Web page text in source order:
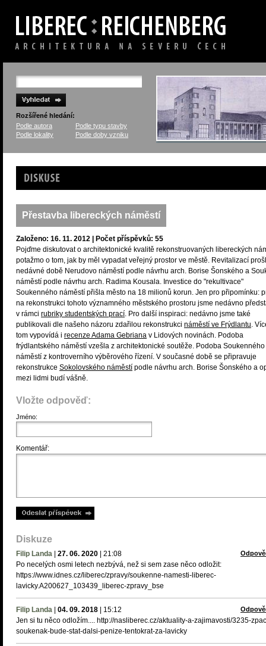
Rozšířené hledání:
Podle autora
Podle typu stavby
Podle lokality
Podle doby vzniku
Diskuse
Přestavba libereckých náměstí
Založeno: 16. 11. 2012 | Počet příspěvků: 55
Pojďme diskutovat o architektonické kvalitě rekonstruovaných libereckých
potažmo o tom, jak by měl vypadat veřejný prostor ve městě. Revitalizací
nedávné době Nerudovo náměstí podle návrhu arch. Borise Šonského a
náměstí podle návrhu arch. Radima Kousala. Investice do "rekultivace"
Soukenného náměstí přišla město na 18 milionů korun. Jen pro připomínku:
na rekonstrukci tohoto významného městského prostoru jsme nedávno
v rámci rubriky studentských prací. Pro další inspiraci: nedávno jsme také
publikovali dle našeho názoru zdařilou rekonstrukci náměstí ve Frýdlantu.
tom vypovídá i recenze Adama Gebriana v Lidových novinách. Podoba
frýdlantského náměstí vzešla z architektonické soutěže. Podoba Soukenného
náměstí z kontroverního výběrového řízení. V současné době se připravuje
rekonstrukce Sokolovského náměstí podle návrhu arch. Borise Šonského a
mezi lidmi budí vášně.
Vložte odpověď:
Jméno:
Komentář:
Diskuze
Filip Landa 27. 06. 2020 21:08
Po necelých osmi letech nezbývá, než si sem zase něco odložit:
https://www.idnes.cz/liberec/zpravy/soukenne-namesti-liberec-
lavicky.A200627_103439_liberec-zpravy_bse
Filip Landa 04. 09. 2018 15:12
Jen si tu něco odložím.... http://nasliberec.cz/aktuality-a-zajimavosti/3235-
soukenak-bude-stat-dalsi-penize-tentokrat-za-lavicky